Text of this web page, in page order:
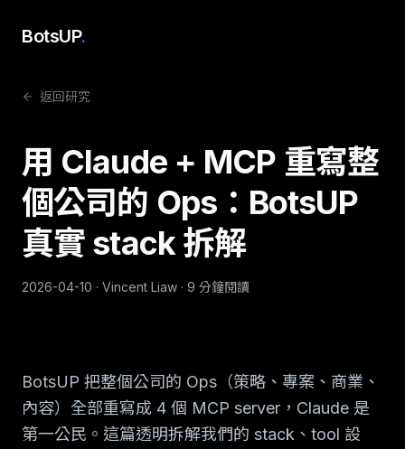
BotsUP.
返回研究
用 Claude + MCP 重寫整
個公司的 Ops：BotsUP
真實 stack 拆解
2026-04-10 · Vincent Liaw · 9 分鐘閱讀
BotsUP 把整個公司的 Ops（策略、專案、商業、
內容）全部重寫成 4 個 MCP server，Claude 是
第一公民。這篇透明拆解我們的 stack、tool 設